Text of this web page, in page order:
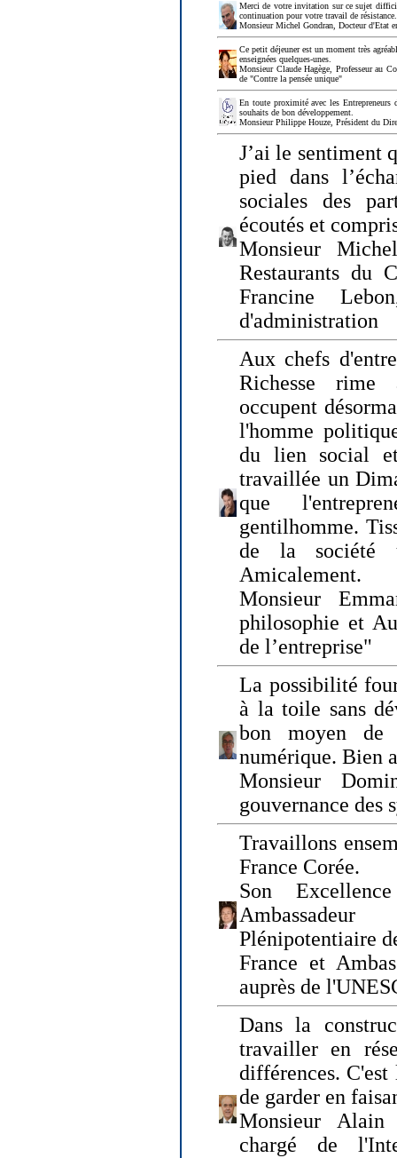
Merci de votre invitation sur ce sujet
continuation pour votre travail de
Monsieur Michel Gondran, Docteur d'Etat
Ce petit déjeuner est un moment très
enseignées quelques-unes.
Monsieur Claude Hagège, Professeur au
de "Contre la pensée unique"
En toute proximité avec les
souhaits de bon développement.
Monsieur Philippe Houze, Président du
J’ai le sentiment
pied dans
sociales des
écoutés et
Monsieur
Restaurants du
Francine
d'administration
Aux chefs
Richesse rime
occupent
l'homme
du lien social
travaillée un
que
gentilhomme.
de la société
Amicalement.
Monsieur
philosophie et
de l’entreprise"
La possibilité
à la toile sans
bon moyen de
numérique. Bien
Monsieur
gouvernance des
Travaillons
France Corée.
Son
Plénipotentiaire
France et
auprès de
Dans la
travailler en
différences.
de garder en
Monsieur Alain
chargé de